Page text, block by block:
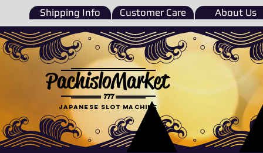
Shipping Info Customer Care About Us
777
PachisloMarket
Japanese Slot machine